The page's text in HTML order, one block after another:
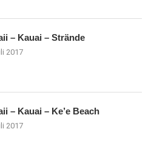
– Kauai – Strände
2017
– Kauai – Ke’e Beach
2017